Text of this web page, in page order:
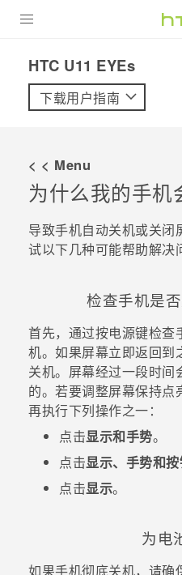
VIVE
支持帮助
在线客服
HTC U11 EYEs‎
下载用户指南
< < Menu
为什么我的手机
导致手机自动关机或关闭
试以下几种可能帮助解决
检查手机是
首先，通过按电源键检查
机。如果屏幕立即返回到
关机。屏幕经过一段时间
的。若要调整屏幕保持点
再执行下列操作之一：
点击显示和手势。
点击显示、手势和
点击显示。
为电
如果手机彻底关机，请确